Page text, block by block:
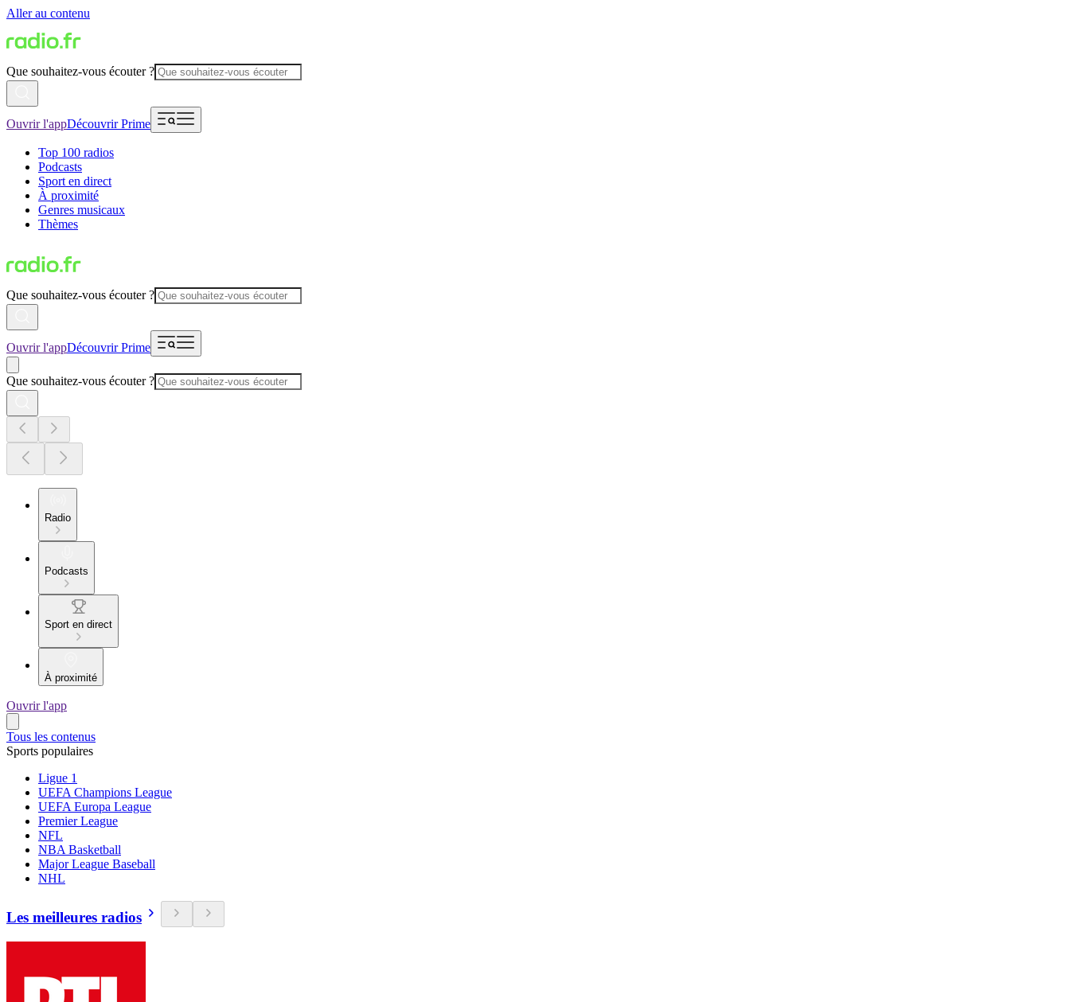
Aller au contenu
Que souhaitez-vous écouter ?
Ouvrir l'appDécouvrir Prime
Top 100 radios
Podcasts
Sport en direct
À proximité
Genres musicaux
Thèmes
Que souhaitez-vous écouter ?
Ouvrir l'appDécouvrir Prime
Que souhaitez-vous écouter ?
Radio
Podcasts
Sport en direct
À proximité
Ouvrir l'app
Tous les contenus
Sports populaires
Ligue 1
UEFA Champions League
UEFA Europa League
Premier League
NFL
NBA Basketball
Major League Baseball
NHL
Les meilleures radios